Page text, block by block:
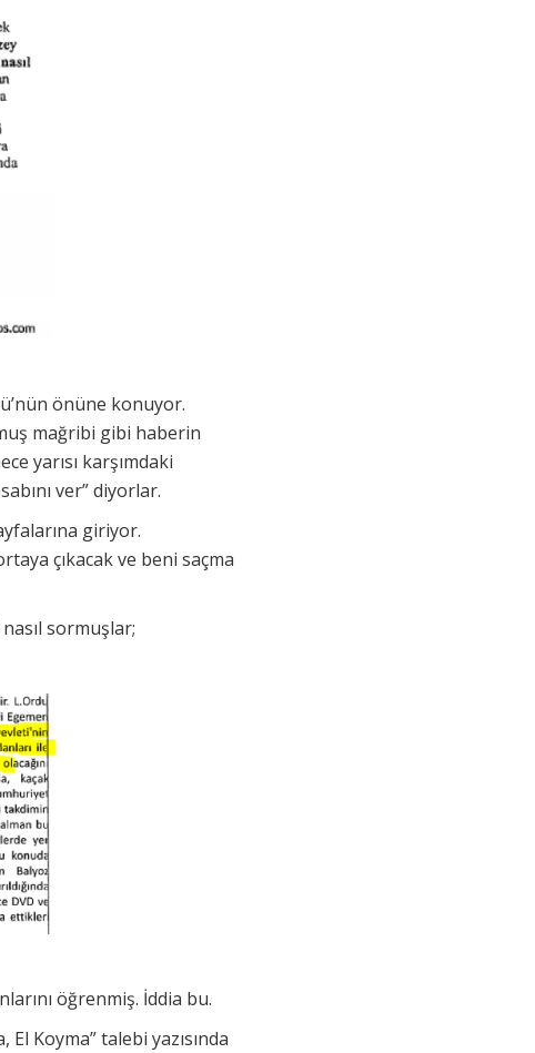
önüne konuyor.
mağribi gibi haberin
yarısı karşımdaki
ver” diyorlar.
giriyor.
çıkacak ve beni saçma
sormuşlar;
öğrenmiş. İddia bu.
El Koyma” talebi yazısında